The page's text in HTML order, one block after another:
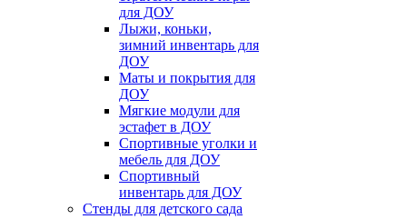
для ДОУ
Лыжи, коньки,
зимний инвентарь для
ДОУ
Маты и покрытия для
ДОУ
Мягкие модули для
эстафет в ДОУ
Спортивные уголки и
мебель для ДОУ
Спортивный
инвентарь для ДОУ
Стенды для детского сада